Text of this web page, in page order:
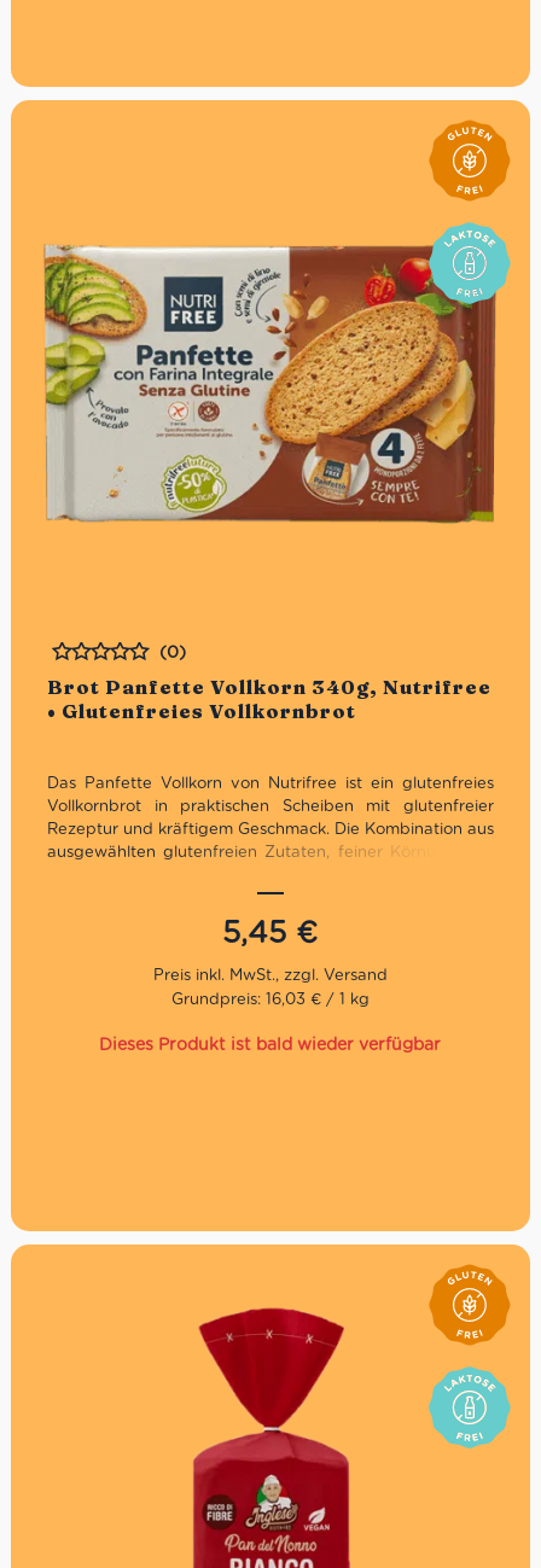
Brot Panfette Vollkorn 340g, Nutrifree
• Glutenfreies Vollkornbrot
Bewertet
(0)
Das Panfette Vollkorn von Nutrifree ist ein glutenfreies
Vollkornbrot in praktischen Scheiben mit glutenfreier
Rezeptur und kräftigem Geschmack. Die Kombination aus
ausgewählten glutenfreien Zutaten, feiner Körnung und
Frühstück, Sandwiches oder herzhafte Snacks. Ohne
Gluten laut Gesetz, laktosefrei und ohne Weizenstärke –
für bewussten Brotgenuss auf italienische Art.
Glutenfreies Vollkornbrot in Scheiben
Laktosefrei
5,45 €
Grundpreis: 16,03 € / 1 kg
Dieses Produkt ist bald wieder verfügbar